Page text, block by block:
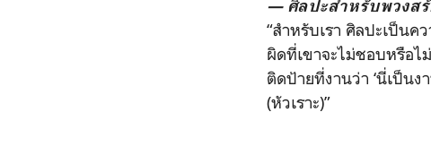
— ศิลปะสำหรับพวงส
“สำหรับเรา ศิลปะเป็น
ผิดที่เขาจะไม่ชอบหรือไ
ติดป้ายที่งานว่า ‘นี่เป็น
(หัวเราะ)”